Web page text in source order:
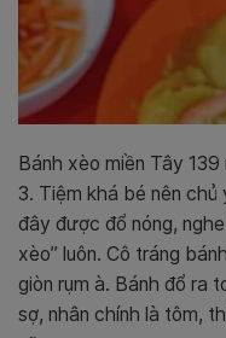
Bánh xèo miền Tây
3. Tiệm khá bé nên chủ
đây được đổ nóng,
xèo” luôn. Cô tráng
giòn rụm à. Bánh đổ ra
sợ, nhân chính là tôm,